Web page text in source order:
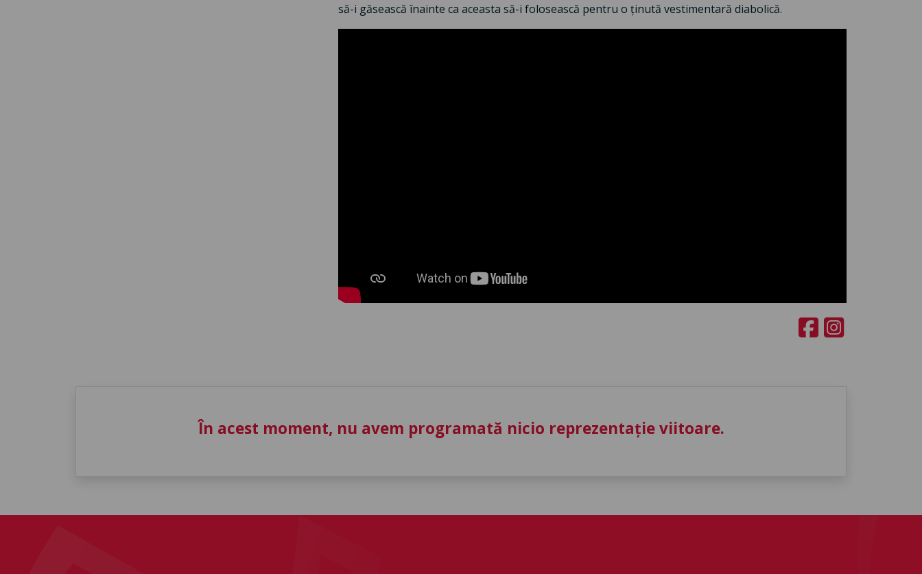
să-i găsească înainte ca aceasta să-i folosească pentru o ținută vestimentară diabolică.
În acest moment, nu avem programată nicio reprezentație viitoare.